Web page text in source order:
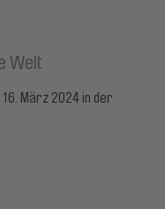
Welt
März 2024 in der